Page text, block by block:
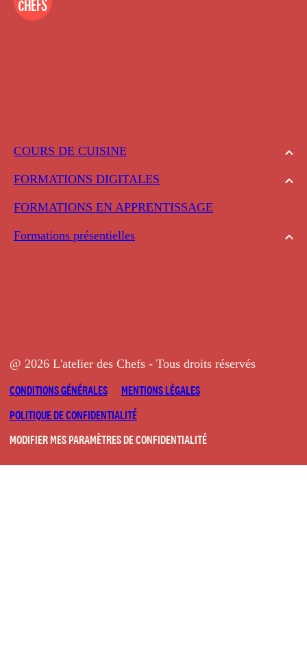
COURS DE CUISINE
FORMATIONS DIGITALES
FORMATIONS EN APPRENTISSAGE
Formations présentielles
@ 2026 L'atelier des Chefs - Tous droits réservés
CONDITIONS GÉNÉRALES
MENTIONS LÉGALES
POLITIQUE DE CONFIDENTIALITÉ
MODIFIER MES PARAMÈTRES DE CONFIDENTIALITÉ